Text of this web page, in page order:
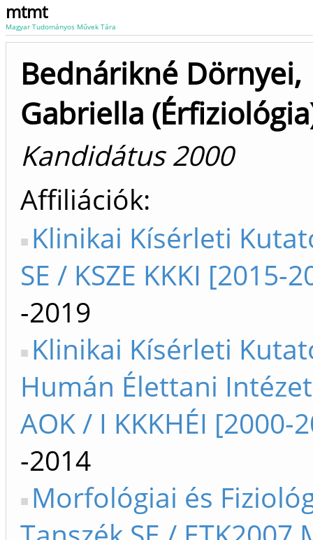
mtmt
Magyar Tudományos Művek Tára
Bednárikné Dörnyei,
Gabriella
Kandidátus 2000
Affiliációk
Klinikai Kísérleti
SE / KSZE KKKI [2015-
-2019
Klinikai Kísérleti
Humán Élettani
AOK / I KKKHÉI [2000-
-2014
Morfológiai és